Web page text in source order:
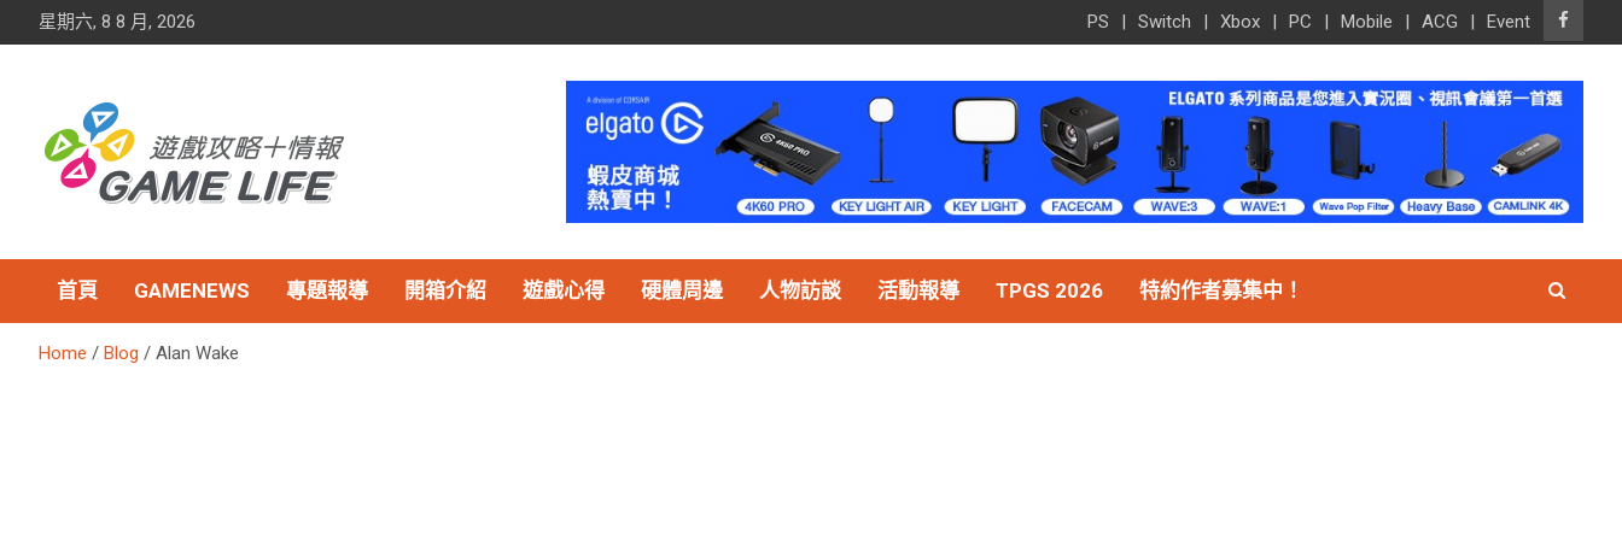
星期六, 8 8 月, 2026 PS Switch Xbox PC Mobile ACG Event
首頁 GAMENEWS 專題報導 開箱介紹 遊戲心得 硬體周邊 人物訪談 活動報導 TPGS 2026 特約作者募集中！
Home Blog Alan Wake